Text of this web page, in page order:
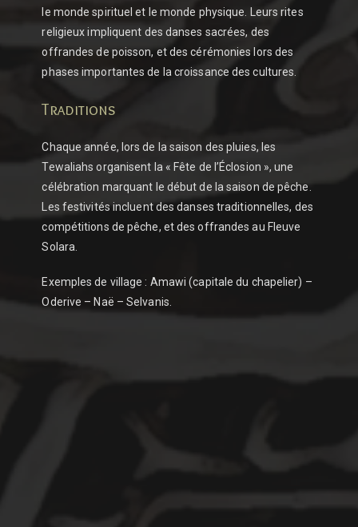
le monde spirituel et le monde physique. Leurs rites
religieux impliquent des danses sacrées, des
offrandes de poisson, et des cérémonies lors des
phases importantes de la croissance des cultures.
Traditions
Chaque année, lors de la saison des pluies, les
Tewaliahs organisent la « Fête de l’Éclosion », une
célébration marquant le début de la saison de pêche.
Les festivités incluent des danses traditionnelles, des
compétitions de pêche, et des offrandes au Fleuve
Solara.
Exemples de village : Amawi (capitale du chapelier) –
Oderive – Naë – Selvanis.